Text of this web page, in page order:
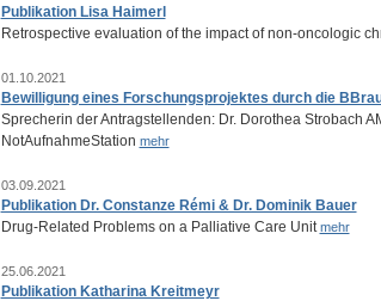
Publikation Lisa Haimerl
Retrospective evaluation of the impact of non-oncologic
01.10.2021
Bewilligung eines Forschungsprojektes durch die
Sprecherin der Antragstellenden: Dr. Dorothea Strobach
NotAufnahmeStation mehr
03.09.2021
Publikation Dr. Constanze Rémi & Dr. Dominik Bauer
Drug-Related Problems on a Palliative Care Unitmehr
25.06.2021
Publikation Katharina Kreitmeyr